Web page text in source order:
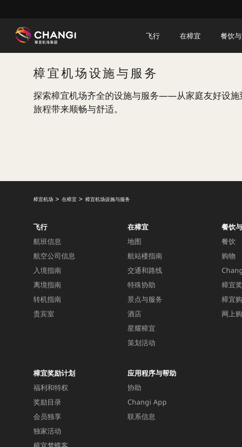
飞行 在樟宜 餐饮
樟宜机场设施与服务
探索樟宜机场齐全的设施与服务——从家庭友好设施
旅程带来顺畅与舒适。
樟宜机场 在樟宜 樟宜机场设施与服务
飞行
航班信息
航空公司信息
入境指南
离境指南
转机指南
贵宾室
在樟宜
地图
航站楼指南
交通和路线
特殊协助
景点与服务
酒店
星耀樟宜
策划活动
餐饮
餐饮
购物
樟宜
樟宜
网上
樟宜奖励计划
福利和特权
奖励目录
会员独享
独家活动
应用程序与帮助
协助
Changi App
联系信息